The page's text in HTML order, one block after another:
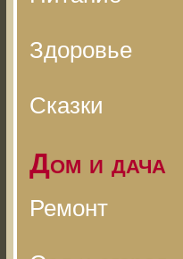
Здоровье
Сказки
Дом и дача
Ремонт